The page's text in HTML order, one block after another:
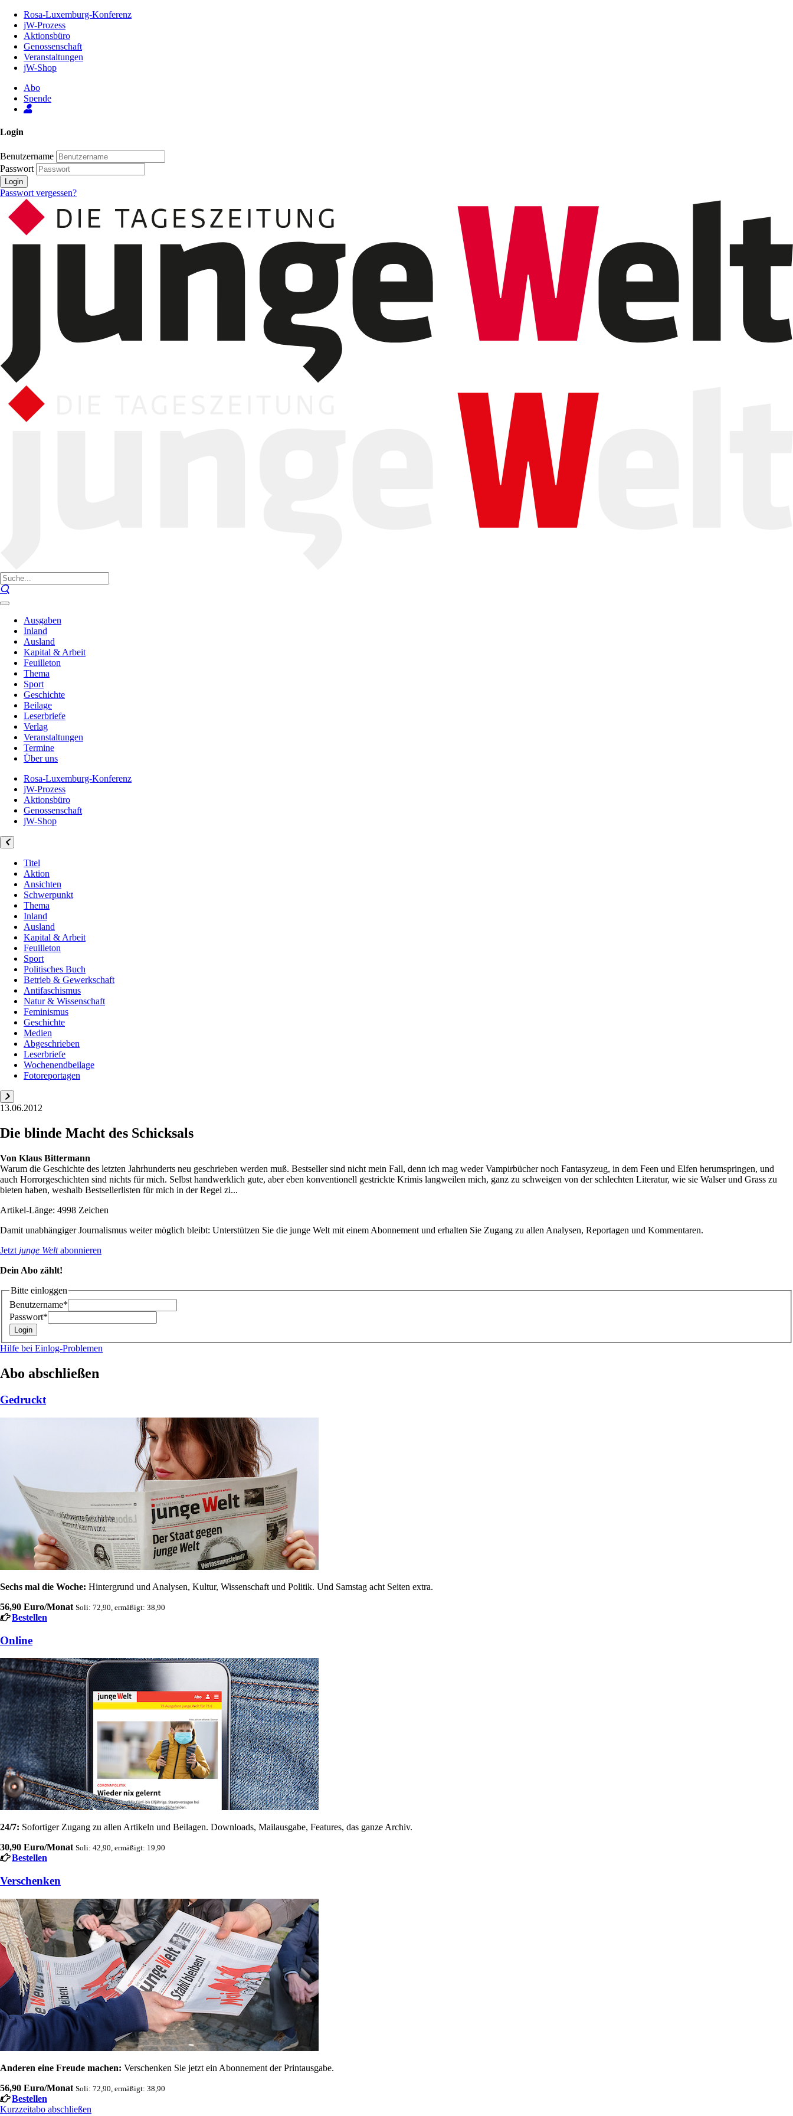
Inhalt
Seite
Rosa-Luxemburg-Konferenz
jW-Prozess
Aktionsbüro
Genossenschaft
Veranstaltungen
jW-Shop
Abo
Spende
Login
Benutzername
Passwort
Login
Passwort vergessen?
Ausgaben
Inland
Ausland
Kapital & Arbeit
Feuilleton
Thema
Sport
Geschichte
Beilage
Leserbriefe
Verlag
Veranstaltungen
Termine
Über uns
Rosa-Luxemburg-Konferenz
jW-Prozess
Aktionsbüro
Genossenschaft
jW-Shop
Titel
Aktion
Ansichten
Schwerpunkt
Thema
Inland
Ausland
Kapital & Arbeit
Feuilleton
Sport
Politisches Buch
Betrieb & Gewerkschaft
Antifaschismus
Natur & Wissenschaft
Feminismus
Geschichte
Medien
Abgeschrieben
Leserbriefe
Wochenendbeilage
Fotoreportagen
13.06.2012
Die blinde Macht des Schicksals
Von Klaus Bittermann
Warum die Geschichte des letzten Jahrhunderts neu geschrieben werden muß. Bestseller sind nicht mein Fall, denn ich mag weder Vampirbücher noch Fantasyzeug, in dem Feen und Elfen herumspringen, und
auch Horrorgeschichten sind nichts für mich. Selbst handwerklich gute, aber eben konventionell gestrickte Krimis langweilen mich, ganz zu schweigen von der schlechten Literatur, wie sie Walser und Grass zu
bieten haben, weshalb Bestsellerlisten für mich in der Regel zi...
Artikel-Länge: 4998 Zeichen
Damit unabhängiger Journalismus weiter möglich bleibt: Unterstützen Sie die junge Welt mit einem Abonnement und erhalten Sie Zugang zu allen Analysen, Reportagen und Kommentaren.
Jetzt junge Weltabonnieren
Dein Abo zählt!
Bitte einloggen
Benutzername*
Passwort*
Hilfe bei Einlog-Problemen
Abo abschließen
Gedruckt
Sechs mal die Woche: Hintergrund und Analysen, Kultur, Wissenschaft und Politik. Und Samstag acht Seiten extra.
56,90 Euro/Monat Soli: 72,90, ermäßigt: 38,90
Bestellen
Online
24/7: Sofortiger Zugang zu allen Artikeln und Beilagen. Downloads, Mailausgabe, Features, das ganze Archiv.
30,90 Euro/Monat Soli: 42,90, ermäßigt: 19,90
Bestellen
Verschenken
Anderen eine Freude machen: Verschenken Sie jetzt ein Abonnement der Printausgabe.
56,90 Euro/Monat Soli: 72,90, ermäßigt: 38,90
Bestellen
Kurzzeitabo abschließen